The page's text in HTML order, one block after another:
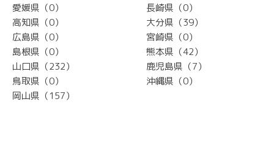
愛媛県（0）
高知県（0）
広島県（0）
島根県（0）
山口県（232）
鳥取県（0）
岡山県（157）
長崎県（0）
大分県（39）
宮崎県（0）
熊本県（42）
鹿児島県（7）
沖縄県（0）